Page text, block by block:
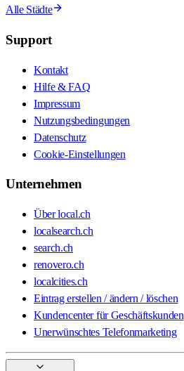
Alle Städte
Support
Kontakt
Hilfe & FAQ
Impressum
Nutzungsbedingungen
Datenschutz
Cookie-Einstellungen
Unternehmen
Über local.ch
localsearch.ch
search.ch
renovero.ch
localcities.ch
Eintrag erstellen / ändern / löschen
Kundencenter für Geschäftskunden
Unerwünschtes Telefonmarketing